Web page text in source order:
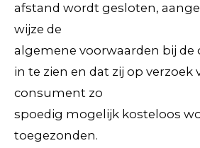
afstand wordt gesloten,
wijze de
algemene voorwaarden bij de
in te zien en dat zij op verzoek
consument zo
spoedig mogelijk kosteloos
toegezonden.